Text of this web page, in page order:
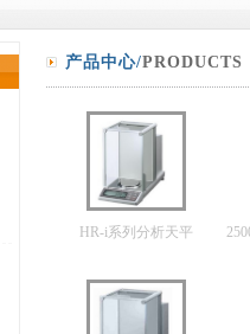
产品中心/PRODUCTS
HR-i系列分析天平